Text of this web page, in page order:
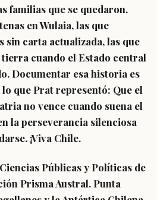
familias que se quedaron.
en Wulaia, las que
sin carta actualizada, las que
cuando el Estado central
Documentar esa historia es
que Prat representó: Que el
no vence cuando suena el
la perseverancia silenciosa
¡Viva Chile.
Públicas y Políticas de
Prisma Austral. Punta